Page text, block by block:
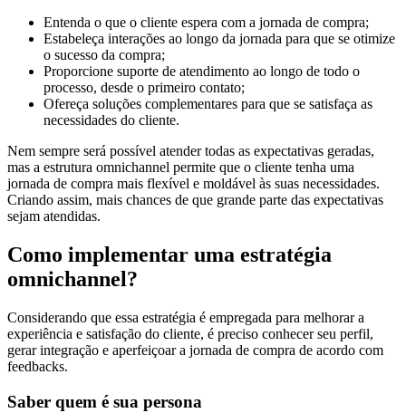
Entenda o que o cliente espera com a jornada de compra;
Estabeleça interações ao longo da jornada para que se otimize
o sucesso da compra;
Proporcione suporte de atendimento ao longo de todo o
processo, desde o primeiro contato;
Ofereça soluções complementares para que se satisfaça as
necessidades do cliente.
Nem sempre será possível atender todas as expectativas geradas,
mas a estrutura omnichannel permite que o cliente tenha uma
jornada de compra mais flexível e moldável às suas necessidades.
Criando assim, mais chances de que grande parte das expectativas
sejam atendidas.
Como implementar uma estratégia
omnichannel?
Considerando que essa estratégia é empregada para melhorar a
experiência e satisfação do cliente, é preciso conhecer seu perfil,
gerar integração e aperfeiçoar a jornada de compra de acordo com
feedbacks.
Saber quem é sua persona